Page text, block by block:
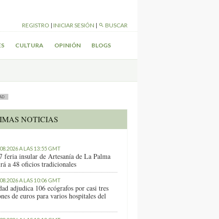
REGISTRO | INICIAR SESIÓN | BUSCAR
CULTURA OPINIÓN BLOGS
NOTICIAS
A LAS 13:55 GMT
feria insular de Artesanía de La Palma
a 48 oficios tradicionales
A LAS 10:06 GMT
adjudica 106 ecógrafos por casi tres
de euros para varios hospitales del